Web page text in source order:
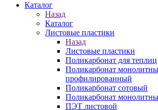
Каталог
Назад
Каталог
Листовые пластики
Назад
Листовые пластики
Поликарбонат для теплиц
Поликарбонат
профилированный
Поликарбонат сотовый
Поликарбонат
ПЭТ листовой